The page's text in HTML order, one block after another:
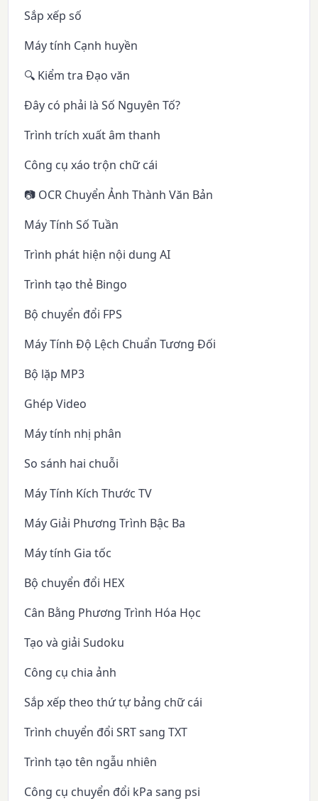
Sắp xếp số
Máy tính Cạnh huyền
🔍 Kiểm tra Đạo văn
Đây có phải là Số Nguyên Tố?
Trình trích xuất âm thanh
Công cụ xáo trộn chữ cái
📷 OCR Chuyển Ảnh Thành Văn Bản
Máy Tính Số Tuần
Trình phát hiện nội dung AI
Trình tạo thẻ Bingo
Bộ chuyển đổi FPS
Máy Tính Độ Lệch Chuẩn Tương Đối
Bộ lặp MP3
Ghép Video
Máy tính nhị phân
So sánh hai chuỗi
Máy Tính Kích Thước TV
Máy Giải Phương Trình Bậc Ba
Máy tính Gia tốc
Bộ chuyển đổi HEX
Cân Bằng Phương Trình Hóa Học
Tạo và giải Sudoku
Công cụ chia ảnh
Sắp xếp theo thứ tự bảng chữ cái
Trình chuyển đổi SRT sang TXT
Trình tạo tên ngẫu nhiên
Công cụ chuyển đổi kPa sang psi